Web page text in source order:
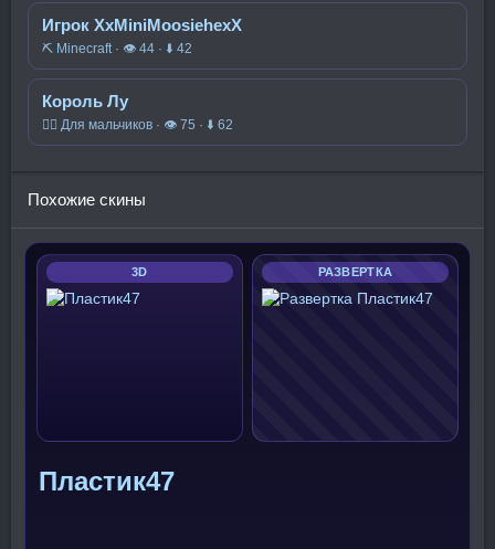
Игрок XxMiniMoosiehexX
⛏️ Minecraft · 👁 44 · ⬇ 42
Король Лу
🧍‍♂️ Для мальчиков · 👁 75 · ⬇ 62
Похожие скины
3D РАЗВЕРТКА
Пластик47